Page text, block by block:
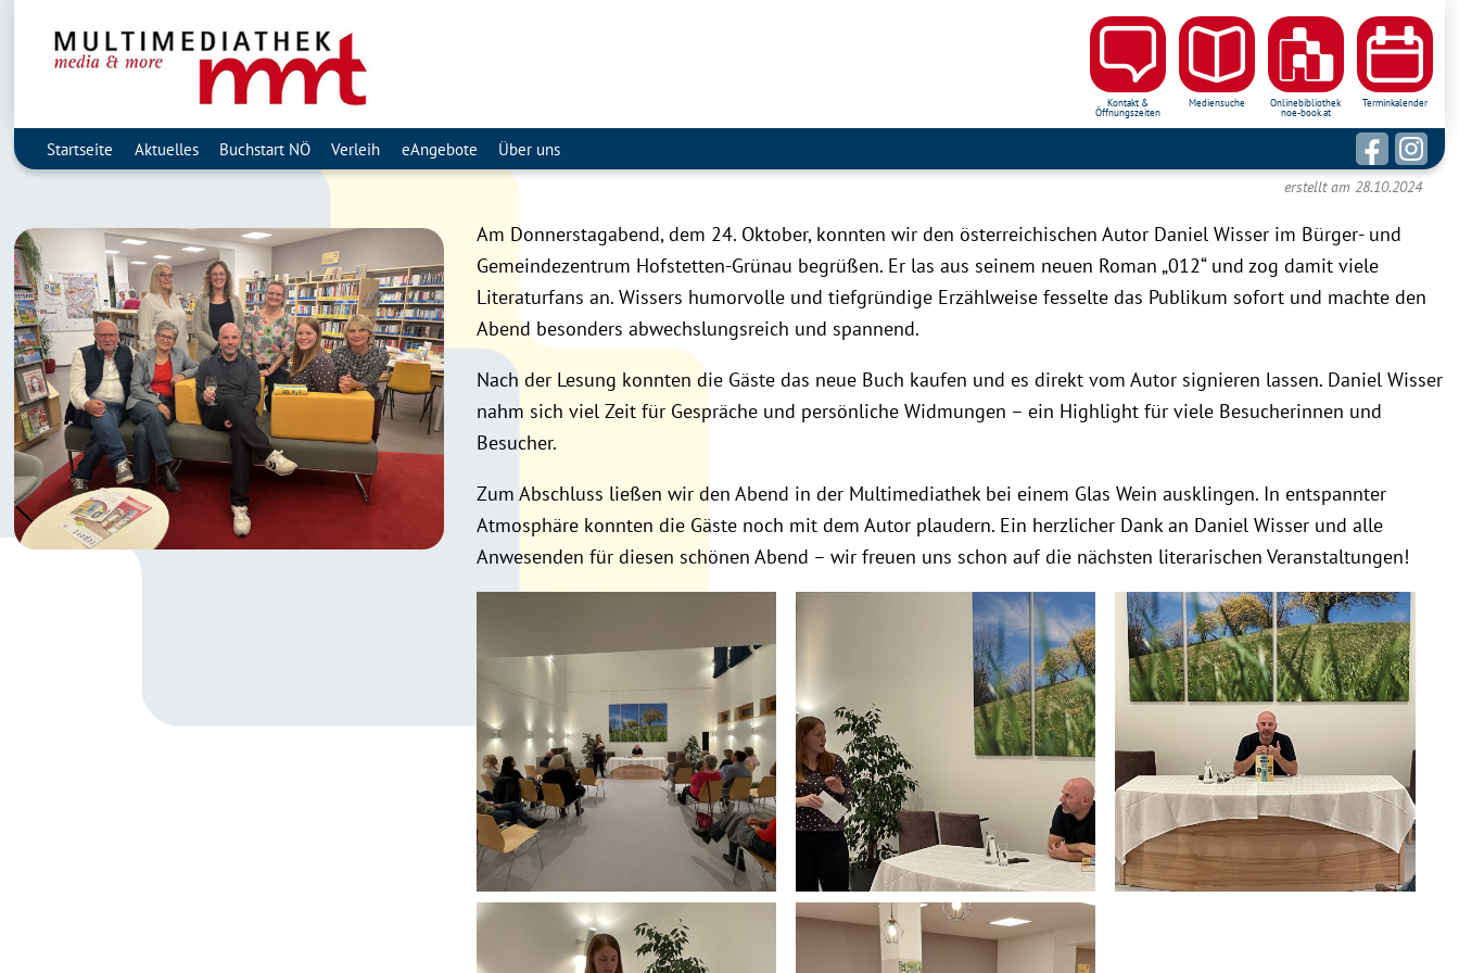
Kontakt &
Öffnungszeiten
Mediensuche
Onlinebibliothek
noe-book.at
Terminkalender
Startseite Aktuelles Buchstart NÖ Verleih eAngebote Über uns
erstellt am 28.10.2024
Am Donnerstagabend, dem 24. Oktober, konnten wir den österreichischen Autor Daniel Wisser im Bürger- und
Gemeindezentrum Hofstetten-Grünau begrüßen. Er las aus seinem neuen Roman „012“ und zog damit viele
Literaturfans an. Wissers humorvolle und tiefgründige Erzählweise fesselte das Publikum sofort und machte den
Abend besonders abwechslungsreich und spannend.
Nach der Lesung konnten die Gäste das neue Buch kaufen und es direkt vom Autor signieren lassen. Daniel Wisser
nahm sich viel Zeit für Gespräche und persönliche Widmungen – ein Highlight für viele Besucherinnen und
Besucher.
Zum Abschluss ließen wir den Abend in der Multimediathek bei einem Glas Wein ausklingen. In entspannter
Atmosphäre konnten die Gäste noch mit dem Autor plaudern. Ein herzlicher Dank an Daniel Wisser und alle
Anwesenden für diesen schönen Abend – wir freuen uns schon auf die nächsten literarischen Veranstaltungen!
image00004 image00001
image00006
d8672174-ac95-4bf3-8b27-
388bff9bf2a1